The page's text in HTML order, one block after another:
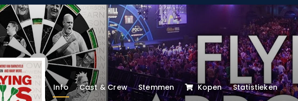
Info Cast & Crew Stemmen Kopen Statistieken